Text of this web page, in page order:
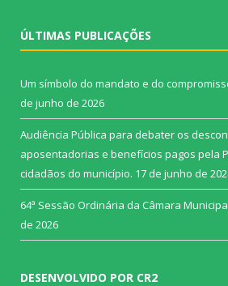
ÚLTIMAS PUBLICAÇÕES
Um símbolo do mandato e do
de junho de 2026
Audiência Pública para debater os
aposentadorias e benefícios pagos pela
cidadãos do município. 17 de junho de
64ª Sessão Ordinária da Câmara
de 2026
DESENVOLVIDO POR CR2